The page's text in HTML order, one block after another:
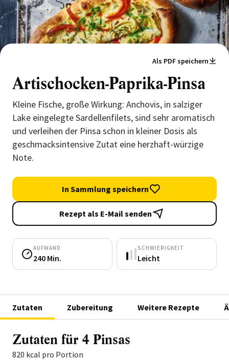
Als PDF speichern
Artischocken-Paprika-Pinsa
Kleine Fische, große Wirkung: Anchovis, in salziger
Lake eingelegte Sardellenfilets, sind sehr aromatisch
und verleihen der Pinsa schon in kleiner Dosis als
geschmacksintensive Zutat eine herzhaft-würzige
Note.
In Sammlung speichern
Rezept als E-Mail senden
AUFWAND
240 Min.
SCHWIERIGKEIT
Leicht
Zutaten Zubereitung Weitere Rezepte
Zutaten für 4 Pinsas
820 kcal pro Portion